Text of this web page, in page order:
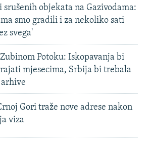
srušenih objekata na Gazivodama:
smo gradili i za nekoliko sati
svega'
Potoku: Iskopavanja bi
mjesecima, Srbija bi trebala
Gori traže nove adrese nakon
viza